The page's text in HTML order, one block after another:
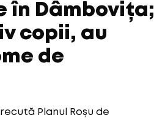
în Dâmbovița;
copii, au
de
Planul Roșu de